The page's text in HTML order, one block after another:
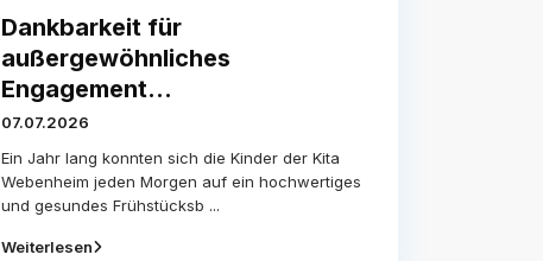
Dankbarkeit für
außergewöhnliches
Engagement...
07.07.2026
Ein Jahr lang konnten sich die Kinder der Kita
Webenheim jeden Morgen auf ein hochwertiges
und gesundes Frühstücksb ...
Weiterlesen